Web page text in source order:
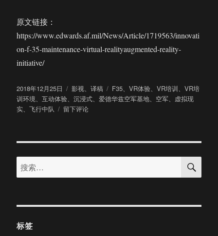
原文链接：
https://www.edwards.af.mil/News/Article/1719563/innovati
on-f-35-maintenance-virtual-realityaugmented-reality-
initiative/
发
布
于
2018年12月25日
分
类
影视、译稿
标
签
F35、VR体验、VR培训、VR培
训环境、互动体验、沉浸式、爱德华兹空军基地、 空军、 虚拟现
实、飞行中队
于
爱
华
空
留下评论
搜
索：
搜
标签